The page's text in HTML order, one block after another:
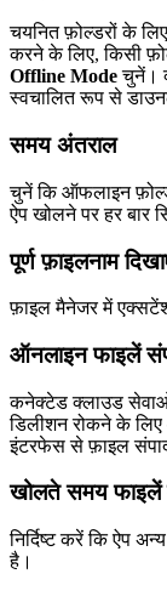
चयनित फ़ोल्डरों के
करने के लिए, किसी
Offline Modeचुनें।
स्वचालित रूप से
समय अंतराल
चुनें कि ऑफलाइन
ऐप खोलने पर हर बार
पूर्ण फ़ाइलनाम
फ़ाइल मैनेजर में
ऑनलाइन फाइलें
कनेक्टेड क्लाउड
डिलीशन रोकने के
इंटरफेस से फ़ाइल
खोलते समय फाइलें
निर्दिष्ट करें कि ऐप
है।